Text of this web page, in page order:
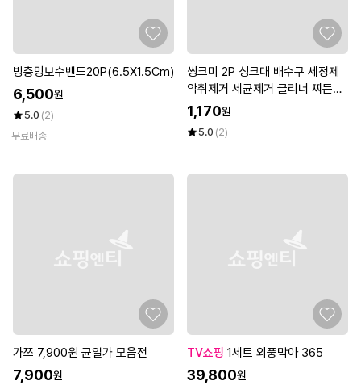
방충망보수밴드20P(6.5X1.5Cm)
6,500원
5.0 (2)
무료배송
씽크미 2P 싱크대 배수구 세정제
악취제거 세균제거 클리너 찌든때
제거 청소용품
1,170원
5.0 (2)
가쯔 7,900원 균일가 모음전
7,900원
TV쇼핑 1세트 외풍막아 365
39,800원